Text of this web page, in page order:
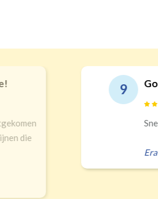
Goede
Snelle
Zeist